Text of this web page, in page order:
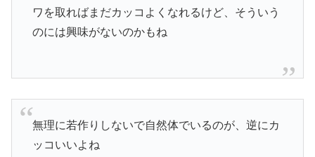
ワを取ればまだカッコよくなれるけど、そういう
のには興味がないのかもね
無理に若作りしないで自然体でいるのが、逆にカ
ッコいいよね